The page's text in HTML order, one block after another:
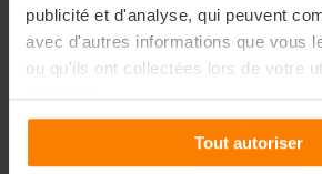
publicité et d'analyse, qui peuvent
avec d'autres informations que vous
ou qu'ils ont collectées lors de votre
services.
Tout autoriser